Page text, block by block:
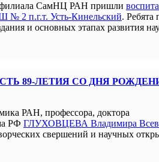
СамНЦ РАН пришли
№ 2 п.г.т. Усть-Кинельский. Ребята
и основных этапах развития
89-ЛЕТИЯ СО ДНЯ
РАН, профессора, доктора
РФ ГЛУХОВЦЕВА Владимира
свершений и научных